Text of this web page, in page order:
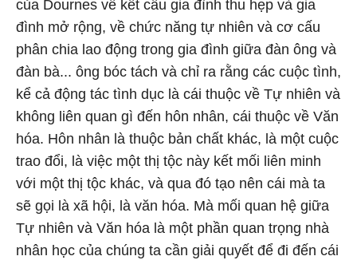
của Dournes về kết cấu gia đình thu hẹp và gia
đình mở rộng, về chức năng tự nhiên và cơ cấu
phân chia lao động trong gia đình giữa đàn ông và
đàn bà... ông bóc tách và chỉ ra rằng các cuộc tình,
kể cả động tác tình dục là cái thuộc về Tự nhiên và
không liên quan gì đến hôn nhân, cái thuộc về Văn
hóa. Hôn nhân là thuộc bản chất khác, là một cuộc
trao đổi, là việc một thị tộc này kết mối liên minh
với một thị tộc khác, và qua đó tạo nên cái mà ta
sẽ gọi là xã hội, là văn hóa. Mà mối quan hệ giữa
Tự nhiên và Văn hóa là một phần quan trọng nhà
nhân học của chúng ta cần giải quyết để đi đến cái